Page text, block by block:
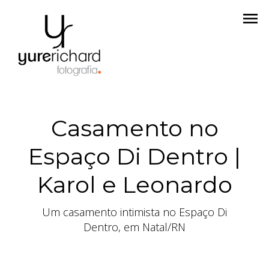
menu
Casamento no
Espaço Di Dentro |
Karol e Leonardo
Um casamento intimista no Espaço Di
Dentro, em Natal/RN